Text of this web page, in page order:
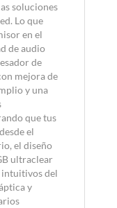
soluciones
Lo que
en el
de audio
de
mejora de
y una
que tus
el
el diseño
ultraclear
intuitivos del
y